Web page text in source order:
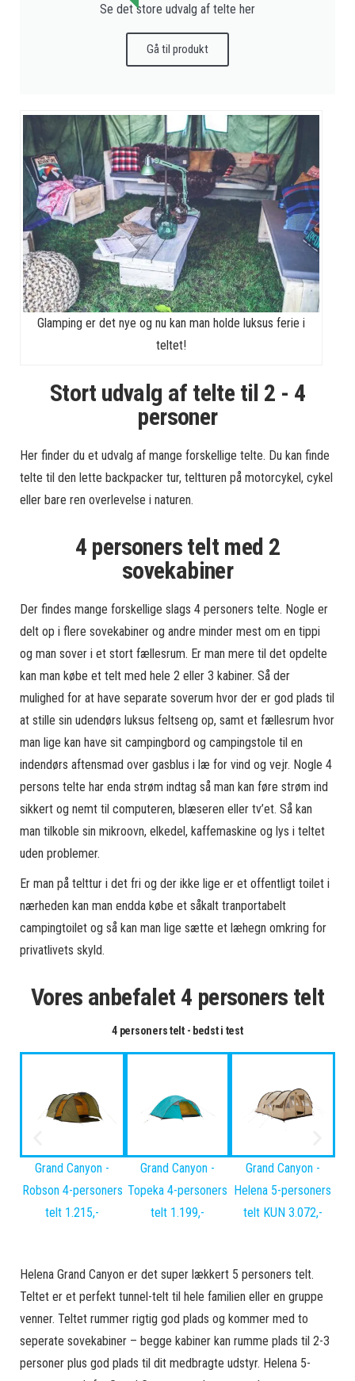
Se det store udvalg af telte her
Gå til produkt
Glamping er det nye og nu kan man holde luksus ferie i
teltet!
Stort udvalg af telte til 2 - 4
personer
Her finder du et udvalg af mange forskellige telte. Du kan finde
telte til den lette backpacker tur, teltturen på motorcykel, cykel
eller bare ren overlevelse i naturen.
4 personers telt med 2
sovekabiner
Der findes mange forskellige slags 4 personers telte. Nogle er
delt op i flere sovekabiner og andre minder mest om en tippi
og man sover i et stort fællesrum. Er man mere til det opdelte
kan man købe et telt med hele 2 eller 3 kabiner. Så der
mulighed for at have separate soverum hvor der er god plads til
at stille sin udendørs luksus feltseng op, samt et fællesrum hvor
man lige kan have sit campingbord og campingstole til en
indendørs aftensmad over gasblus i læ for vind og vejr. Nogle 4
persons telte har enda strøm indtag så man kan føre strøm ind
sikkert og nemt til computeren, blæseren eller tv’et. Så kan
man tilkoble sin mikroovn, elkedel, kaffemaskine og lys i teltet
uden problemer.
Er man på telttur i det fri og der ikke lige er et offentligt toilet i
nærheden kan man endda købe et såkalt tranportabelt
campingtoilet og så kan man lige sætte et læhegn omkring for
privatlivets skyld.
Vores anbefalet 4 personers telt
4 personers telt - bedst i test
Grand Canyon -
Robson 4-personers
telt 1.215,-
Grand Canyon -
Topeka 4-personers
telt 1.199,-
Grand Canyon -
Helena 5-personers
telt KUN 3.072,-
Helena Grand Canyon er det super lækkert 5 personers telt.
Teltet er et perfekt tunnel-telt til hele familien eller en gruppe
venner. Teltet rummer rigtig god plads og kommer med to
seperate sovekabiner – begge kabiner kan rumme plads til 2-3
personer plus god plads til dit medbragte udstyr. Helena 5-